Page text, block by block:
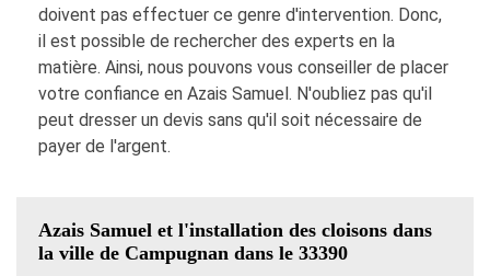
doivent pas effectuer ce genre d'intervention. Donc,
il est possible de rechercher des experts en la
matière. Ainsi, nous pouvons vous conseiller de placer
votre confiance en Azais Samuel. N'oubliez pas qu'il
peut dresser un devis sans qu'il soit nécessaire de
payer de l'argent.
Azais Samuel et l'installation des cloisons dans
la ville de Campugnan dans le 33390